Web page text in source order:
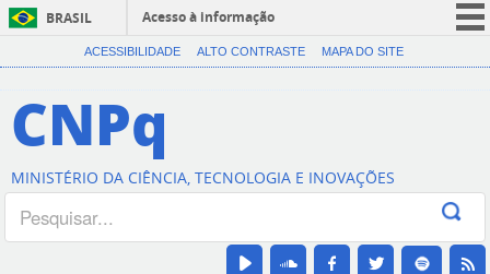
BRASIL
Acesso à informação
CORONAVÍRUS (COVID-19)
Canais
ACESSIBILIDADE ALTO CONTRASTE MAPA DO SITE
CNPq
MINISTÉRIO DA CIÊNCIA, TECNOLOGIA E INOVAÇÕES